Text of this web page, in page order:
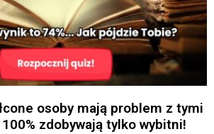
osoby mają problem z tymi
zdobywają tylko wybitni!